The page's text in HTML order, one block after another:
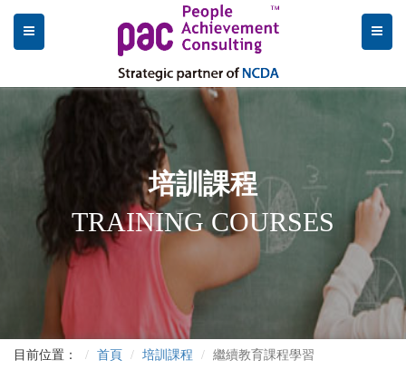
培訓課程
TRAINING COURSES
目前位置： 首頁 培訓課程 繼續教育課程學習